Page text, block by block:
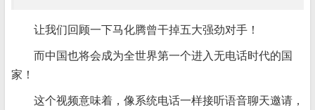
让我们回顾一下马化腾曾干掉五大强劲对手！
而中国也将会成为全世界第一个进入无电话时代的国
家！
这个视频意味着，像系统电话一样接听语音聊天邀请，